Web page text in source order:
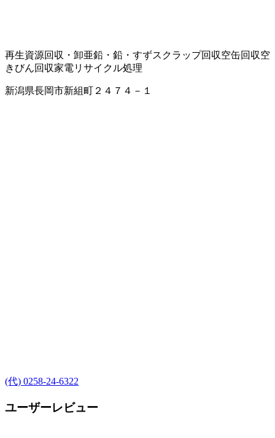
再生資源回収・卸亜鉛・鉛・すずスクラップ回収空缶回収空
きびん回収家電リサイクル処理
新潟県長岡市新組町２４７４－１
(代) 0258-24-6322
ユーザーレビュー